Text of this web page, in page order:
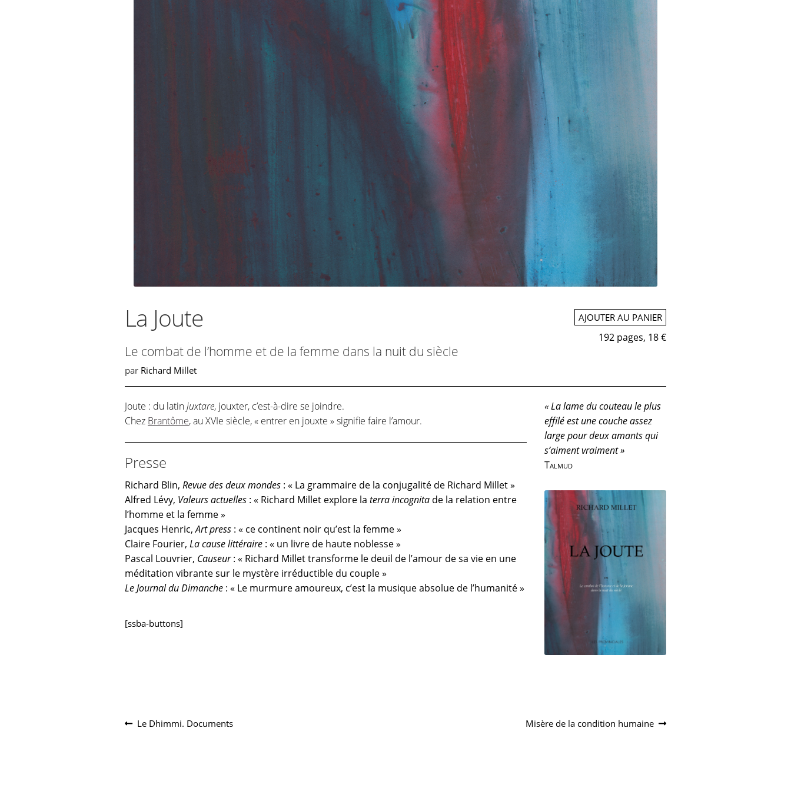
La Joute
Le combat de l’homme et de la femme dans la nuit du siècle
par Richard Millet
AJOUTER AU PANIER
192 pages, 18 €
Joute : du latinjuxtare, jouxter, c’est-à-dire se joindre.
Chez Brantôme, au XVIe siècle, « entrer en jouxte » signifie faire l’amour.
Presse
Richard Blin, Revue des deux mondes : « La grammaire de la conjugalité de Richard Millet »
Alfred Lévy, Valeurs actuelles : « Richard Millet explore la terra incognita de la relation entre
l’homme et la femme »
Jacques Henric,Art press : « ce continent noir qu’est la femme »
Claire Fourier, La cause littéraire : « un livre de haute noblesse »
Pascal Louvrier, Causeur: « Richard Millet transforme le deuil de l’amour de sa vie en une
méditation vibrante sur le mystère irréductible du couple »
Le Journal du Dimanche : « Le murmure amoureux, c’est la musique absolue de l’humanité »
[ssba-buttons]
« La lame du couteau le plus
effilé est une couche assez
large pour deux amants qui
s’aiment vraiment »
Talmud
Navigation
Article
Le Dhimmi. Documents
Article
Misère de la condition humaine